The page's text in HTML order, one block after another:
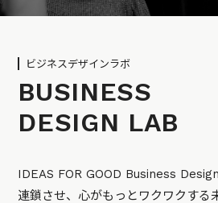
ビジネスデザインラボ
BUSINESS
DESIGN LAB
IDEAS FOR GOOD Business
連鎖させ、心がもっとワクワクする